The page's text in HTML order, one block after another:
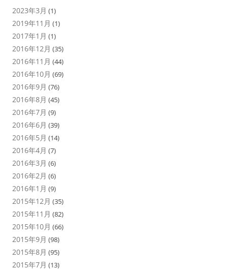
2023年3月 (1)
2019年11月 (1)
2017年1月 (1)
2016年12月 (35)
2016年11月 (44)
2016年10月 (69)
2016年9月 (76)
2016年8月 (45)
2016年7月 (9)
2016年6月 (39)
2016年5月 (14)
2016年4月 (7)
2016年3月 (6)
2016年2月 (6)
2016年1月 (9)
2015年12月 (35)
2015年11月 (82)
2015年10月 (66)
2015年9月 (98)
2015年8月 (95)
2015年7月 (13)